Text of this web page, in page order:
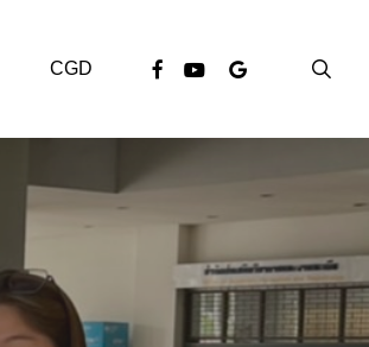
CGD facebookyoutubegoogle-
plus